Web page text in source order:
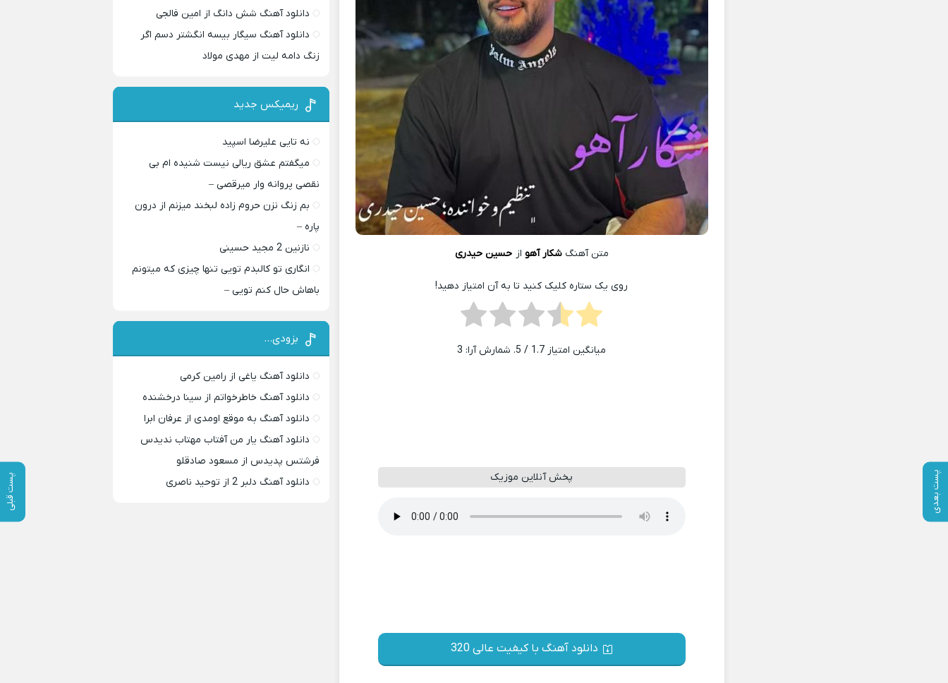
پست بعدی پست قبلی
متن آهنگشکار آهو از حسین حیدری
روی یک ستاره کلیک کنید تا به آن امتیاز دهید!
میانگین امتیاز 1.7 / 5. شمارش آرا: 3
پخش آنلاین موزیک
دانلود آهنگ با کیفیت عالی 320
دانلود آهنگ شش دانگ از امین فالجی
دانلود آهنگ سیگار بیسه انگشتر دسم اگر
زنگ دامه لیت از مهدی مولاد
ریمیکس جدید
نه تایی علیرضا اسپید
میگفتم عشق ریالی نیست شنیده ام بی
نقصی پروانه وار میرقصی –
بم زنگ نزن حروم زاده لبخند میزنم از درون
پاره –
نازنین 2 مجید حسینی
انگاری تو کالبدم تویی تنها چیزی که میتونم
باهاش حال کنم تویی –
بزودی…
دانلود آهنگ یاغی از رامین کرمی
دانلود آهنگ خاطرخواتم از سینا درخشنده
دانلود آهنگ به موقع اومدی از عرفان ابرا
دانلود آهنگ یار من آفتاب مهتاب ندیدس
فرشتس پدیدس از مسعود صادقلو
دانلود آهنگ دلبر 2 از توحید ناصری